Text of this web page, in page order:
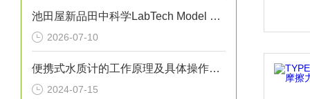
池田屋新品田中科学LabTech Model 87自动熔点测试仪
2026-07-10
便携式水质计的工作原理及具体操作步骤
2024-07-15